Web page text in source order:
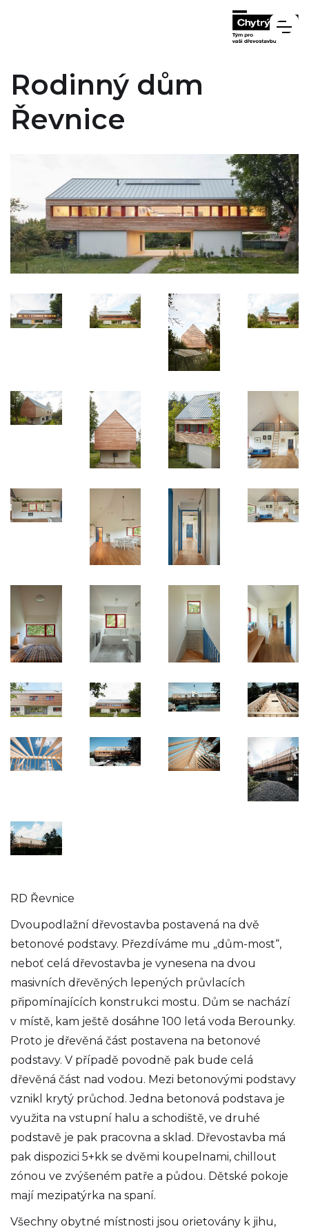
Rodinný dům
Řevnice
RD Řevnice
Dvoupodlažní dřevostavba postavená na dvě
betonové podstavy. Přezdíváme mu „dům-most“,
neboť celá dřevostavba je vynesena na dvou
masivních dřevěných lepených průvlacích
připomínajících konstrukci mostu. Dům se nachází
v místě, kam ještě dosáhne 100 letá voda Berounky.
Proto je dřevěná část postavena na betonové
podstavy. V případě povodně pak bude celá
dřevěná část nad vodou. Mezi betonovými podstavy
vznikl krytý průchod. Jedna betonová podstava je
využita na vstupní halu a schodiště, ve druhé
podstavě je pak pracovna a sklad. Dřevostavba má
pak dispozici 5+kk se dvěmi koupelnami, chillout
zónou ve zvýšeném patře a půdou. Dětské pokoje
mají mezipatýrka na spaní.
Všechny obytné místnosti jsou orietovány k jihu,